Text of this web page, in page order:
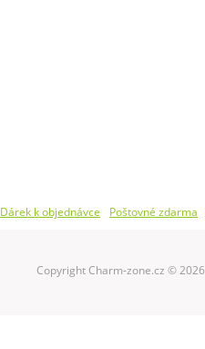
Dárek k objednávce Poštovné zdarma
Copyright Charm-zone.cz © 2026